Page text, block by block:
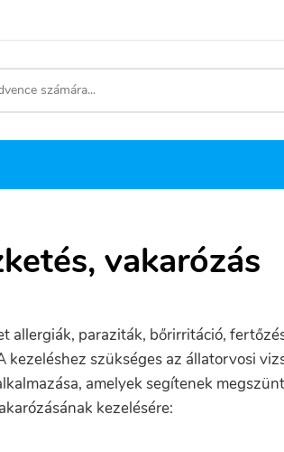
vakarózás
paraziták, bőrirritáció,
szükséges az állatorvosi
amelyek segítenek
kezelésére: